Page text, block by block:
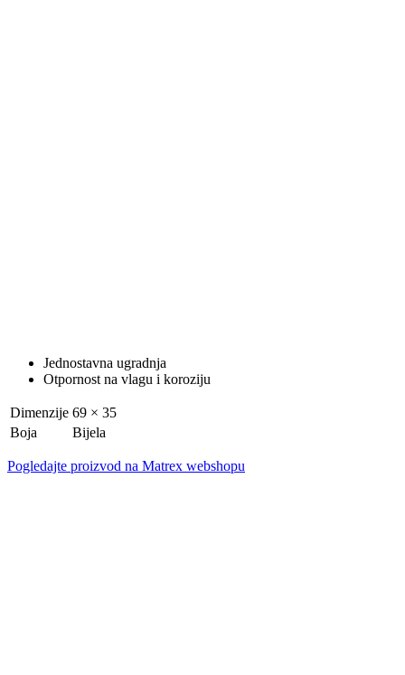
Jednostavna ugradnja
Otpornost na vlagu i koroziju
Dimenzije 69 × 35
Boja
Bijela
Pogledajte proizvod na Matrex webshopu